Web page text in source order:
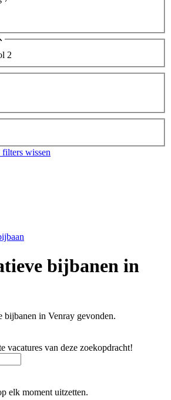
2
wissen
bijbanen in
bijbanen in Venray gevonden.
vacatures van deze zoekopdracht!
elk moment uitzetten.